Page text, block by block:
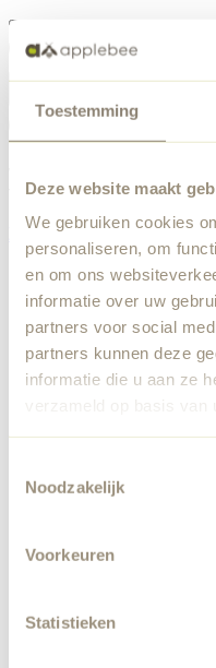
Toestemming
Deze website maakt
We gebruiken cookies
personaliseren, om
en om ons
informatie over uw
partners voor social
partners kunnen deze
informatie die u aan ze
verzameld op basis van
Noodzakelijk
Voorkeuren
Statistieken
Etwas ist
Team wurde
Zurück zur Startseite